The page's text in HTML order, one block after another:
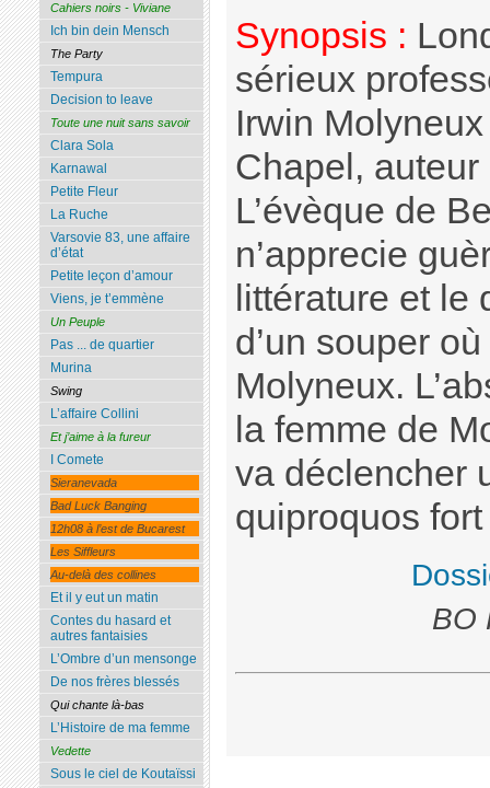
Synopsis :
sérieux
Irwin
Chapel,
L’évèque de
n’apprecie
littérature et le
d’un souper
Molyneux.
la femme de
va déclencher
quiproquos
BO
Cahiers noirs - Viviane
Ich bin dein Mensch
The Party
Tempura
Decision to leave
Toute une nuit sans savoir
Clara Sola
Karnawal
Petite Fleur
La Ruche
Varsovie 83, une affaire
d’état
Petite leçon d’amour
Viens, je t’emmène
Un Peuple
Pas ... de quartier
Murina
Swing
L’affaire Collini
Et j’aime à la fureur
I Comete
Sieranevada
Bad Luck Banging
12h08 à l’est de Bucarest
Les Siffleurs
Au-delà des collines
Et il y eut un matin
Contes du hasard et
autres fantaisies
L’Ombre d’un mensonge
De nos frères blessés
Qui chante là-bas
L’Histoire de ma femme
Vedette
Sous le ciel de Koutaïssi